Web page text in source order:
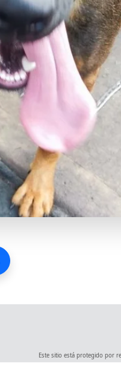
Este sitio está protegido por